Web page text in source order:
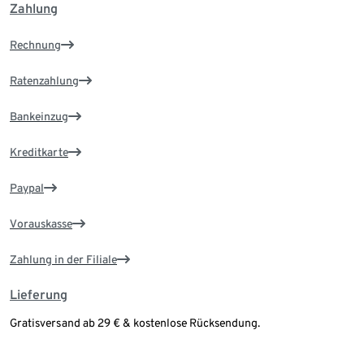
Zahlung
Rechnung
Ratenzahlung
Bankeinzug
Kreditkarte
Paypal
Vorauskasse
Zahlung in der Filiale
Lieferung
Gratisversand ab 29 € & kostenlose Rücksendung.